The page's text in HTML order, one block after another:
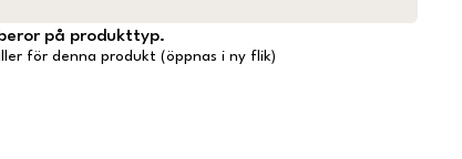
på produkttyp.
för denna produkt (öppnas i ny flik)